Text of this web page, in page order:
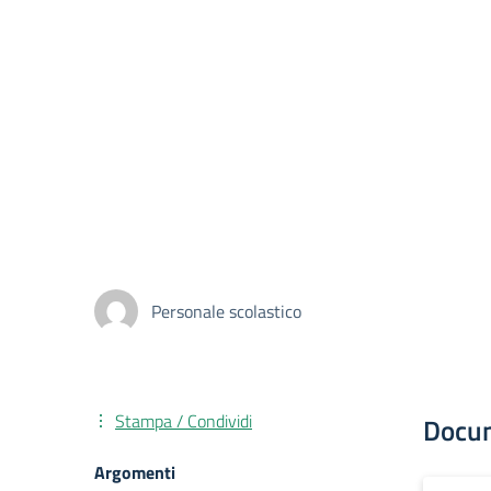
Personale scolastico
Stampa / Condividi
Argomenti